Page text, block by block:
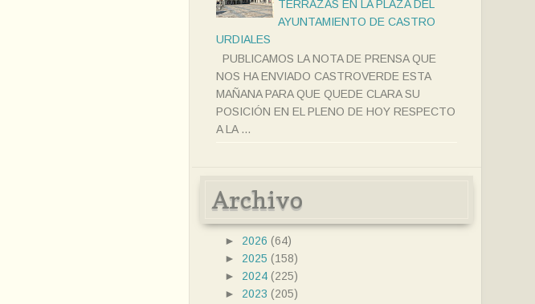
TERRAZAS EN LA PLAZA DEL
AYUNTAMIENTO DE CASTRO
URDIALES
PUBLICAMOS LA NOTA DE PRENSA QUE
NOS HA ENVIADO CASTROVERDE ESTA
MAÑANA PARA QUE QUEDE CLARA SU
POSICIÓN EN EL PLENO DE HOY RESPECTO
A LA ...
Archivo
► 2026 (64)
► 2025 (158)
► 2024 (225)
► 2023 (205)